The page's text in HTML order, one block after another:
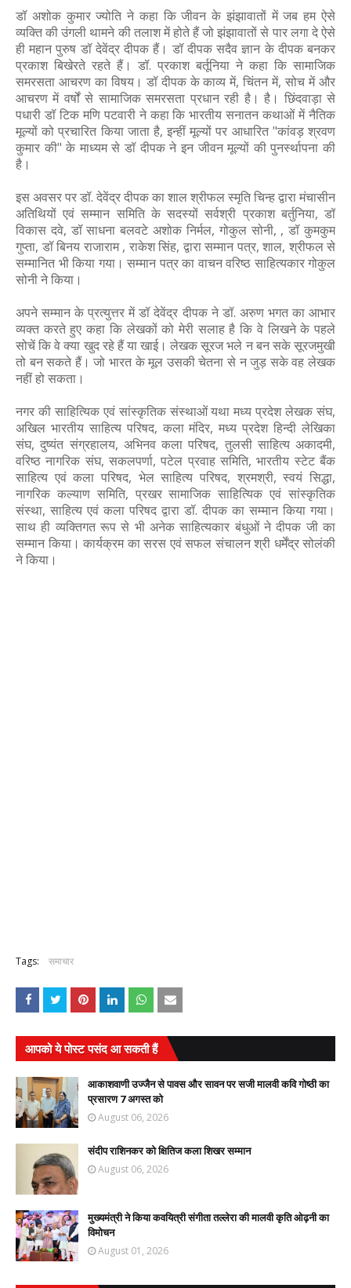
डॉ अशोक कुमार ज्योति ने कहा कि जीवन के झंझावातों में जब हम ऐसे
व्यक्ति की उंगली थामने की तलाश में होते हैं जो झंझावातों से पार लगा दे ऐसे
ही महान पुरुष डॉ देवेंद्र दीपक हैं। डॉ दीपक सदैव ज्ञान के दीपक बनकर
प्रकाश बिखेरते रहते हैं। डॉ. प्रकाश बर्तूनिया ने कहा कि सामाजिक
समरसता आचरण का विषय। डॉ दीपक के काव्य में, चिंतन में, सोच में और
आचरण में वर्षों से सामाजिक समरसता प्रधान रही है। है। छिंदवाड़ा से
पधारी डॉ टिक मणि पटवारी ने कहा कि भारतीय सनातन कथाओं में नैतिक
मूल्यों को प्रचारित किया जाता है, इन्हीं मूल्यों पर आधारित "कांवड़ श्रवण
कुमार की" के माध्यम से डॉ दीपक ने इन जीवन मूल्यों की पुनर्स्थापना की
है।
इस अवसर पर डॉ. देवेंद्र दीपक का शाल श्रीफल स्मृति चिन्ह द्वारा मंचासीन
अतिथियों एवं सम्मान समिति के सदस्यों सर्वश्री प्रकाश बर्तुनिया, डॉ
विकास दवे, डॉ साधना बलवटे अशोक निर्मल, गोकुल सोनी, , डॉ कुमकुम
गुप्ता, डॉ बिनय राजाराम , राकेश सिंह, द्वारा सम्मान पत्र, शाल, श्रीफल से
सम्मानित भी किया गया। सम्मान पत्र का वाचन वरिष्ठ साहित्यकार गोकुल
सोनी ने किया।
अपने सम्मान के प्रत्युत्तर में डॉ देवेंद्र दीपक ने डॉ. अरुण भगत का आभार
व्यक्त करते हुए कहा कि लेखकों को मेरी सलाह है कि वे लिखने के पहले
सोचें कि वे क्या खुद रहे हैं या खाई। लेखक सूरज भले न बन सके सूरजमुखी
तो बन सकते हैं। जो भारत के मूल उसकी चेतना से न जुड़ सके वह लेखक
नहीं हो सकता।
नगर की साहित्यिक एवं सांस्कृतिक संस्थाओं यथा मध्य प्रदेश लेखक संघ,
अखिल भारतीय साहित्य परिषद, कला मंदिर, मध्य प्रदेश हिन्दी लेखिका
संघ, दुष्यंत संग्रहालय, अभिनव कला परिषद, तुलसी साहित्य अकादमी,
वरिष्ठ नागरिक संघ, सकलपर्णा, पटेल प्रवाह समिति, भारतीय स्टेट बैंक
साहित्य एवं कला परिषद, भेल साहित्य परिषद, श्रमश्री, स्वयं सिद्धा,
नागरिक कल्याण समिति, प्रखर सामाजिक साहित्यिक एवं सांस्कृतिक
संस्था, साहित्य एवं कला परिषद द्वारा डॉ. दीपक का सम्मान किया गया।
साथ ही व्यक्तिगत रूप से भी अनेक साहित्यकार बंधुओं ने दीपक जी का
सम्मान किया। कार्यक्रम का सरस एवं सफल संचालन श्री धर्मेंद्र सोलंकी
ने किया।
Tags: समाचार
आपको ये पोस्ट पसंद आ सकती हैं
आकाशवाणी उज्जैन से पावस और सावन पर सजी मालवी कवि गोष्ठी का
प्रसारण 7 अगस्त को
August 06, 2026
संदीप राशिनकर को क्षितिज कला शिखर सम्मान
August 06, 2026
मुख्यमंत्री ने किया कवयित्री संगीता तल्लेरा की मालवी कृति ओढ़नी का
विमोचन
August 01, 2026